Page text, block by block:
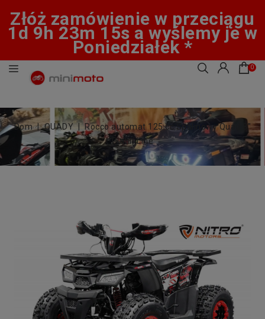
Złóż zamówienie w przeciągu
1d 9h 23m 15s a wyślemy je w
Poniedziałek *
0
Dom QUADY
Rocco automat 125 cc Spalinowy Quad 8"
Platin Line